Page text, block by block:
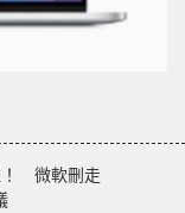
！ 微軟刪走